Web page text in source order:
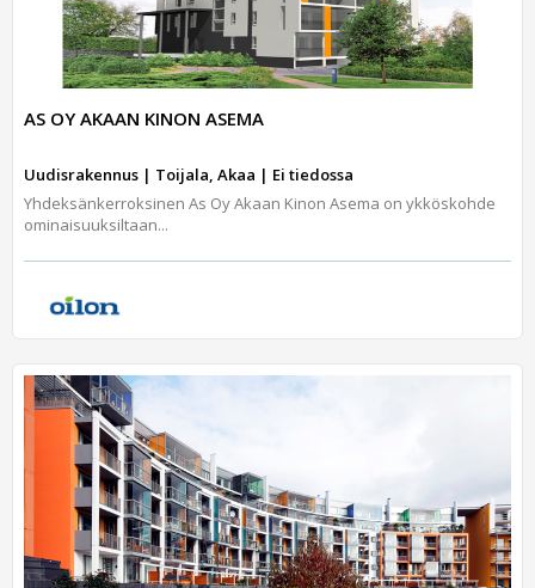
AS OY AKAAN KINON ASEMA
Uudisrakennus | Toijala, Akaa | Ei tiedossa
Yhdeksänkerroksinen As Oy Akaan Kinon Asema on ykköskohde
ominaisuuksiltaan...